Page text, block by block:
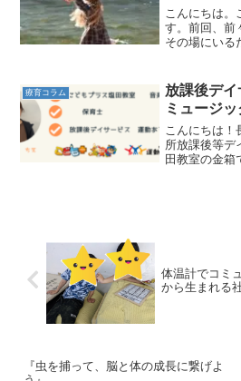
こんにちは。
す。前回、前
その場にいる
り、見ること
て、その場に
療育コラム
放課後デ
ミュージ
こんにちは！
所放課後等デ
田教室の金箱
体温計でコミ
から生まれる
『虫を捕って、脳と体の成長に繋げよ